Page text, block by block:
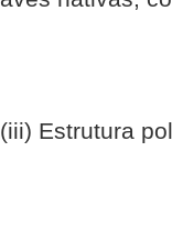
(iii) Estrutura